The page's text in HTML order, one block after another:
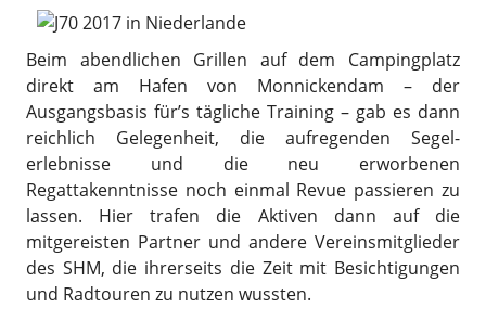
Beim abendlichen Grillen auf dem Campingplatz
direkt am Hafen von Monnickendam – der
Ausgangsbasis für’s tägliche Training – gab es dann
reichlich Gelegenheit, die aufregenden Segel­
erlebnisse und die neu erworbenen
Regattakenntnisse noch einmal Revue passieren zu
lassen. Hier trafen die Aktiven dann auf die
mitgereisten Partner und andere Vereinsmitglieder
des SHM, die ihrerseits die Zeit mit Besichtigungen
und Radtouren zu nutzen wussten.